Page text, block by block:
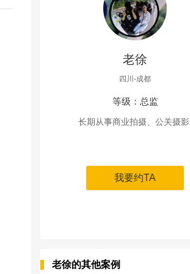
老徐
四川-成都
等级：总监
长期从事商业拍摄、公关摄影.
我要约TA
老徐的其他案例